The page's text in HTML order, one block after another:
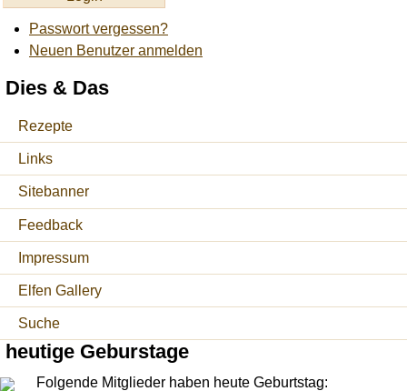
Passwort vergessen?
Neuen Benutzer anmelden
Dies & Das
Rezepte
Links
Sitebanner
Feedback
Impressum
Elfen Gallery
Suche
heutige Geburstage
Folgende Mitglieder haben heute Geburtstag: